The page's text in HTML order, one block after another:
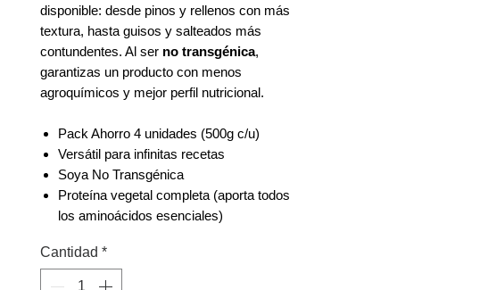
disponible: desde pinos y rellenos con más
textura, hasta guisos y salteados más
contundentes. Al ser no transgénica,
garantizas un producto con menos
agroquímicos y mejor perfil nutricional.
Pack Ahorro 4 unidades (500g c/u)
Versátil para infinitas recetas
Soya No Transgénica
Proteína vegetal completa (aporta todos
los aminoácidos esenciales)
Cantidad *